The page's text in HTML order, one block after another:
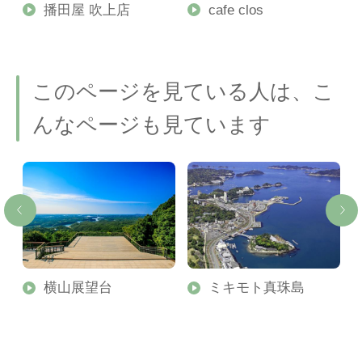
播田屋 吹上店 cafe clos
このページを見ている人は、こ
んなページも見ています
横山展望台 ミキモト真珠島